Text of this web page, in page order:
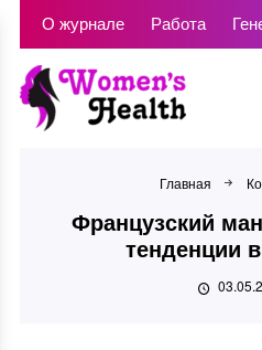
О журнале Работа
Главная
Французский
тенденции